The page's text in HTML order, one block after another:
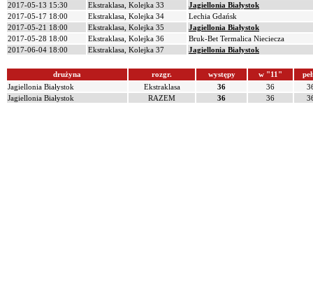
2017-05-13 15:30
Ekstraklasa, Kolejka 33
Jagiellonia Białystok
2017-05-17 18:00
Ekstraklasa, Kolejka 34
Lechia Gdańsk
2017-05-21 18:00
Ekstraklasa, Kolejka 35
Jagiellonia Białystok
2017-05-28 18:00
Ekstraklasa, Kolejka 36
Bruk-Bet Termalica Nieciecza
2017-06-04 18:00
Ekstraklasa, Kolejka 37 Jagiellonia Białystok
drużyna rozgr. występy w "11"
Jagiellonia Białystok
Ekstraklasa 36 36
Jagiellonia Białystok
RAZEM 36 36